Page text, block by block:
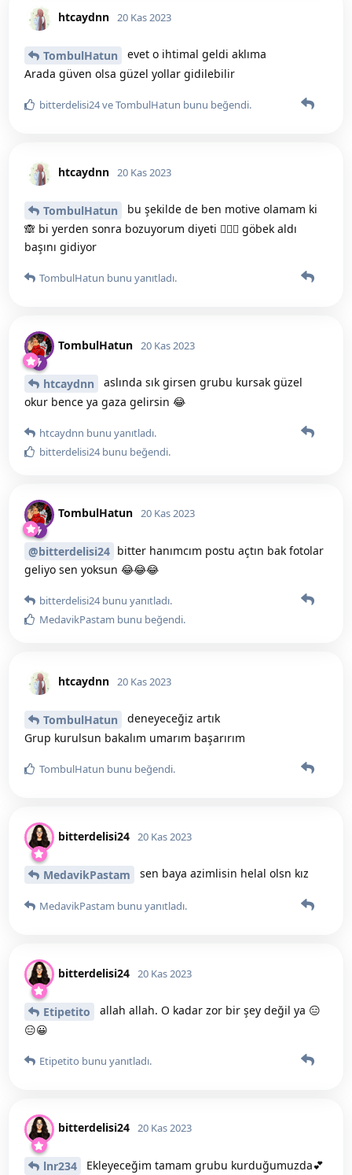
htcaydnn 20 Kas 2023
TombulHatun
evet o ihtimal geldi aklıma
Arada güven olsa güzel yollar gidilebilir
bitterdelisi24veTombulHatun bunu beğendi.
htcaydnn 20 Kas 2023
TombulHatun
bu şekilde de ben motive olamam ki
🙈 bi yerden sonra bozuyorum diyeti 🤦🏻‍♀️ göbek aldı
başını gidiyor
TombulHatun bunu yanıtladı.
TombulHatun 20 Kas 2023
htcaydnn
aslında sık girsen grubu kursak güzel
okur bence ya gaza gelirsin 😂
htcaydnn bunu yanıtladı.
bitterdelisi24bunu beğendi.
TombulHatun 20 Kas 2023
@bitterdelisi24 bitter hanımcım postu açtın bak fotolar
geliyo sen yoksun 😂😂😂
bitterdelisi24bunu yanıtladı.
MedavikPastam bunu beğendi.
htcaydnn 20 Kas 2023
TombulHatun
deneyeceğiz artık
Grup kurulsun bakalım umarım başarırım
TombulHatun bunu beğendi.
bitterdelisi24 20 Kas 2023
MedavikPastam sen baya azimlisin helal olsn kız
MedavikPastam bunu yanıtladı.
bitterdelisi24 20 Kas 2023
Etipetito
allah allah. O kadar zor bir şey değil ya 😑
😑😀
Etipetito bunu yanıtladı.
bitterdelisi24 20 Kas 2023
lnr234
Ekleyeceğim tamam grubu kurduğumuzda💕